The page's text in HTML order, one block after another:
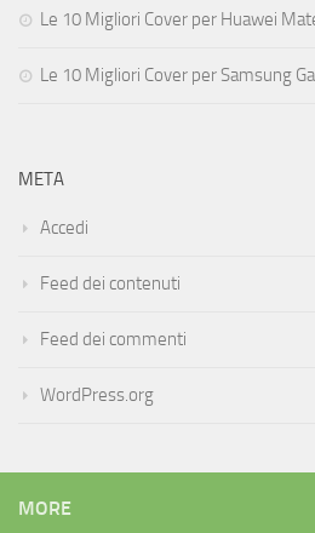
Le 10 Migliori Cover per Huawei
Le 10 Migliori Cover per Samsung
META
Accedi
Feed dei contenuti
Feed dei commenti
WordPress.org
MORE